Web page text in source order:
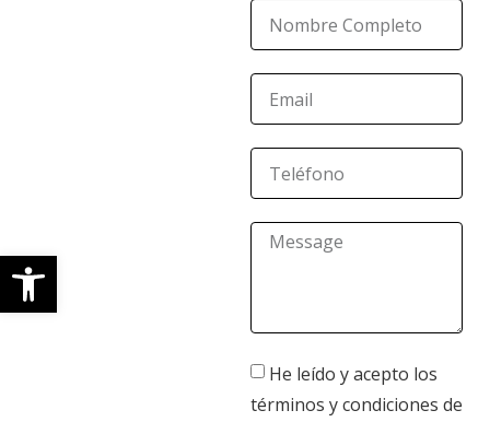
He leído y acepto los
términos y condiciones de
Abrir barra de herramientas